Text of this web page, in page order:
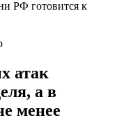
атак
а в
менее